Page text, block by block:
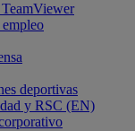
deportivas
y RSC (EN)